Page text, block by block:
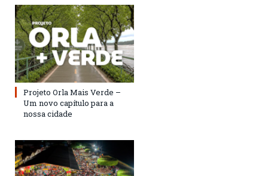
Projeto Orla Mais Verde –
Um novo capítulo para a
nossa cidade